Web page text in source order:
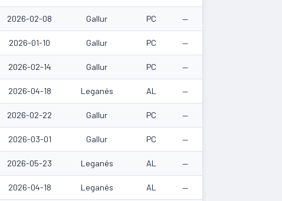
2026-02-08 Gallur PC —
2026-01-10 Gallur PC —
2026-02-14 Gallur PC —
2026-04-18 Leganés AL —
2026-02-22 Gallur PC —
2026-03-01 Gallur PC —
2026-05-23 Leganés AL —
2026-04-18 Leganés AL —